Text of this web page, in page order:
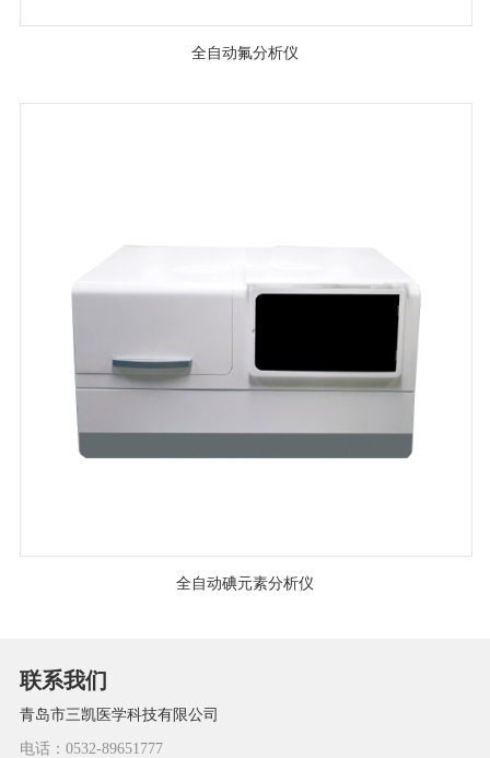
全自动氟分析仪
全自动碘元素分析仪
联系我们
青岛市三凯医学科技有限公司
电话：0532-89651777